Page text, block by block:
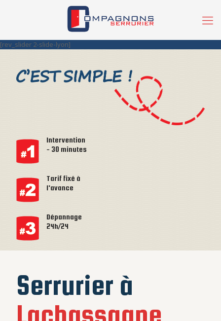
[rev_slider 2-slide-lyon]
Intervention
- 30 minutes
Tarif fixé à
l'avance
Dépannage
24h/24
Serrurier à
Lachassagne